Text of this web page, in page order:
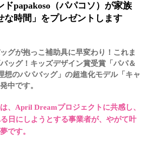
ドpapakoso（パパコソ）が家族
な時間」をプレゼントします
グが抱っこ補助具に早変わり！これま
ッグ！キッズデザイン賞受賞「パパ＆
想のパパバッグ」の超進化モデル「キャ
中です。
、April Dreamプロジェクトに共感し、
日にしようとする事業者が、やがて叶
です。